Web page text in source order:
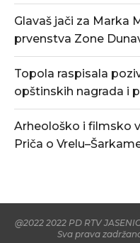
Glavaš jači za Marka
prvenstva Zone
Topola raspisala
opštinskih nagrada i
Arheološko i filmsko
Priča o
@2022 2022 PD RTV
Sva prava